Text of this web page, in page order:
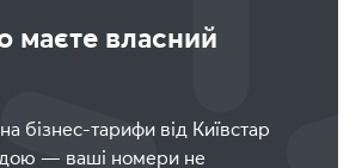
власний
бізнес-тарифи від Київстар
— ваші номери не